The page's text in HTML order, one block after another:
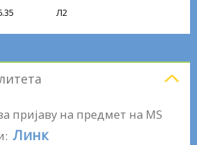
Л2
пријаву на предмет на MS
Линк